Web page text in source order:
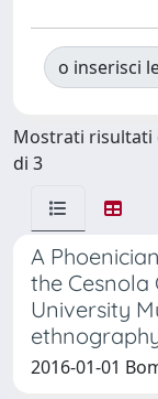
o inserisci
Mostrati risultati
di 3
A
the Cesnola
University
2016-01-01